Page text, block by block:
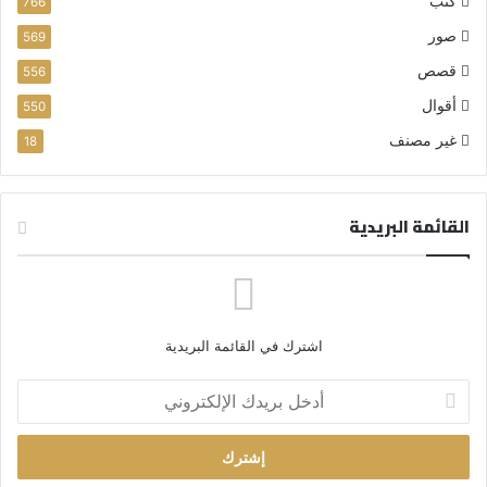
صور 569
قصص 556
أقوال 550
غير مصنف 18
القائمة البريدية
اشترك في القائمة البريدية
خ
ب